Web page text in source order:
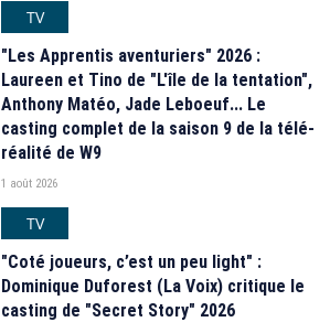
TV
"Les Apprentis aventuriers" 2026 :
Laureen et Tino de "L'île de la tentation",
Anthony Matéo, Jade Leboeuf... Le
casting complet de la saison 9 de la télé-
réalité de W9
1 août 2026
TV
"Coté joueurs, c’est un peu light" :
Dominique Duforest (La Voix) critique le
casting de "Secret Story" 2026